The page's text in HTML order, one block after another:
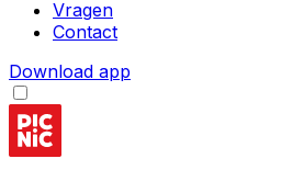
Vragen
Contact
Download app